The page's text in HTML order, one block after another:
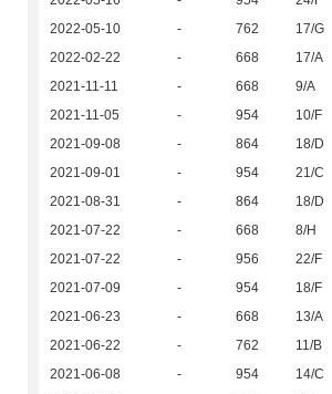
2022-05-10
- 762 17/G
2022-02-22
- 668 17/A
2021-11-11
- 668 9/A
2021-11-05
- 954 10/F
2021-09-08
- 864 18/D
2021-09-01
- 954 21/C
2021-08-31
- 864 18/D
2021-07-22
- 668 8/H
2021-07-22
- 956 22/F
2021-07-09
- 954 18/F
2021-06-23
- 668 13/A
2021-06-22
- 762 11/B
2021-06-08
- 954 14/C